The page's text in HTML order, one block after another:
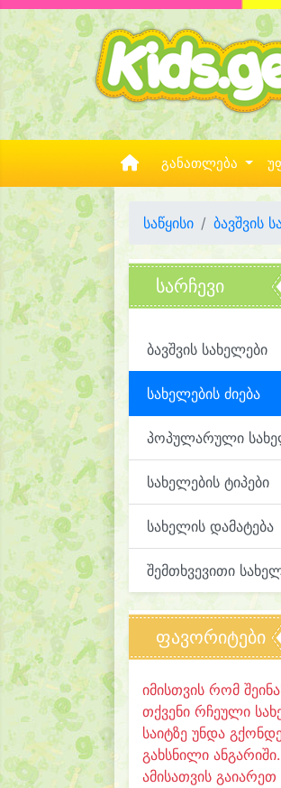
განათლება
საწყისი ბავშვის
სარჩევი
ბავშვის სახელები
სახელების ძიება
პოპულარული
სახელების ტიპები
სახელის დამატება
შემთხვევითი
ფავორიტები
იმისთვის რომ
თქვენი რჩეული
საიტზე უნდა
გახსნილი ანგარიში.
ამისათვის გაიარეთ